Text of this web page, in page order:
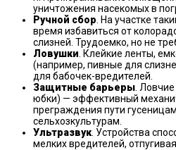
уничтожения насекомых в
Ручной сбор . На участке
время избавиться от
слизней. Трудоемко, но не
Ловушки . Клейкие ленты,
(например, пивные для
для бабочек-вредителей.
Защитные барьеры .
юбки) — эффективный
преграждения пути
сельхозкультурам.
Ультразвук . Устройства
мелких вредителей,